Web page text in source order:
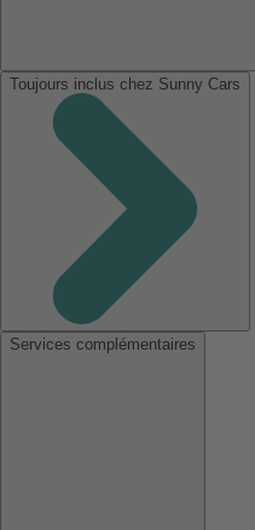
Toujours inclus chez Sunny Cars
Services complémentaires